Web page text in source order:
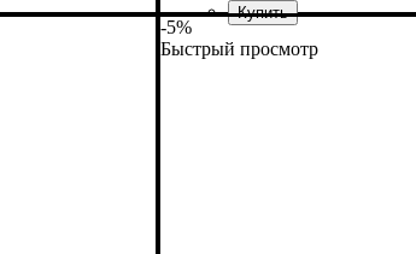
-5%
Быстрый просмотр